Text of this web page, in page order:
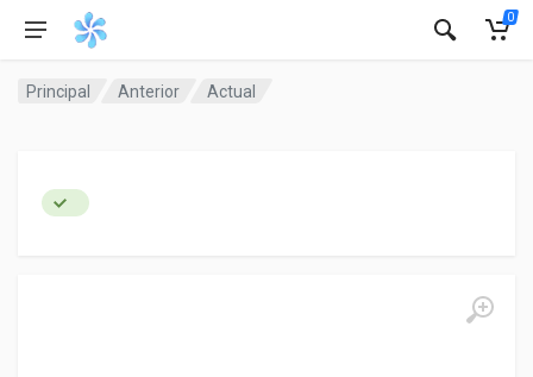
0
Principal Anterior Actual